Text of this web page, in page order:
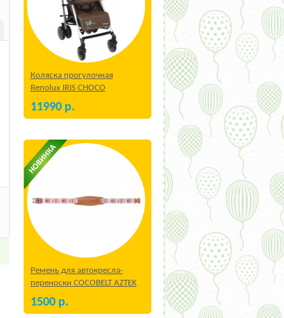
Коляска прогулочная
Renolux IRIS CHOCO
11990 р.
Ремень для автокресла-
переноски COCOBELT AZTEK
1500 р.